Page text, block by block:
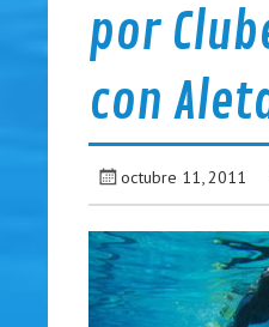
por
con
octubre 11, 2011